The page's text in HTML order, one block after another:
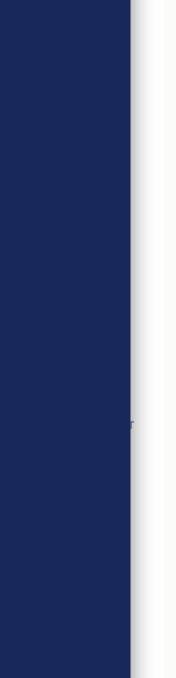
Comment
ils soutenir un
?
inviter à
avec La
engagé
plus de 13
ou aux pépites,
De quoi
découvrant
français
soutenir les
tenter de remporter
La
jeu : la roue de
tester vos
et tentez de
de produits